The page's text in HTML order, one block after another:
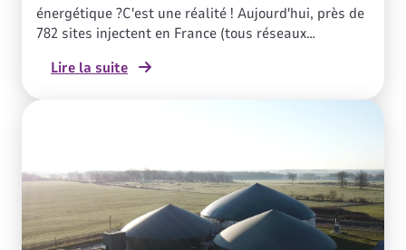
énergétique ?C'est une réalité ! Aujourd'hui, près de
782 sites injectent en France (tous réseaux
producteurs de biométhane sont
Lire la suite